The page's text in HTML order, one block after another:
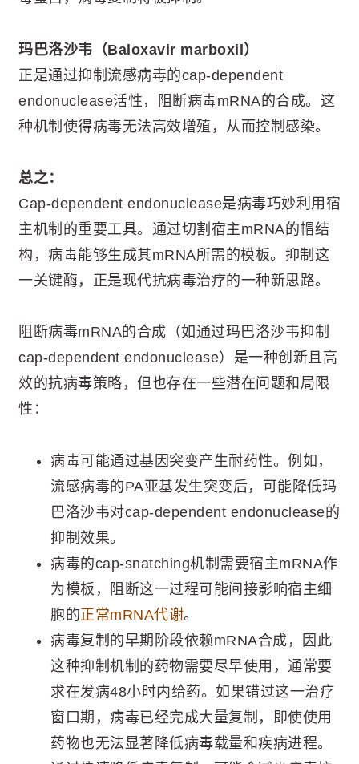
玛巴洛沙韦（Baloxavir marboxil）
正是通过抑制流感病毒的cap-dependent
endonuclease活性，阻断病毒mRNA的合成。这
种机制使得病毒无法高效增殖，从而控制感染。
总之：
Cap-dependent endonuclease是病毒巧妙利用宿
主机制的重要工具。通过切割宿主mRNA的帽结
构，病毒能够生成其mRNA所需的模板。抑制这
一关键酶，正是现代抗病毒治疗的一种新思路。
阻断病毒mRNA的合成（如通过玛巴洛沙韦抑制
cap-dependent endonuclease）是一种创新且高
效的抗病毒策略，但也存在一些潜在问题和局限
性：
病毒可能通过基因突变产生耐药性。例如，
流感病毒的PA亚基发生突变后，可能降低玛
巴洛沙韦对cap-dependent endonuclease的
抑制效果。
病毒的cap-snatching机制需要宿主mRNA作
为模板，阻断这一过程可能间接影响宿主细
胞的正常mRNA代谢。
病毒复制的早期阶段依赖mRNA合成，因此
这种抑制机制的药物需要尽早使用，通常要
求在发病48小时内给药。如果错过这一治疗
窗口期，病毒已经完成大量复制，即使使用
药物也无法显著降低病毒载量和疾病进程。